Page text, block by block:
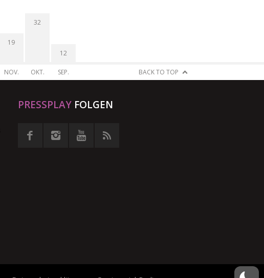
19
NOV.
32
OKT.
12
SEP. BACK TO TOP
PRESSPLAYFOLGEN